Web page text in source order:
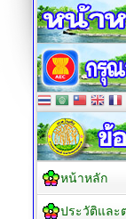
หน้าหลัก
ประวัติแล